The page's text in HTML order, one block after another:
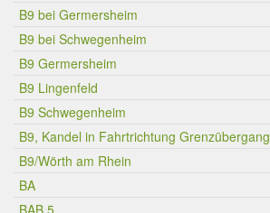
B9 bei Germersheim
B9 bei Schwegenheim
B9 Germersheim
B9 Lingenfeld
B9 Schwegenheim
B9, Kandel in Fahrtrichtung Grenzübergang
B9/Wörth am Rhein
BA
BAB 5